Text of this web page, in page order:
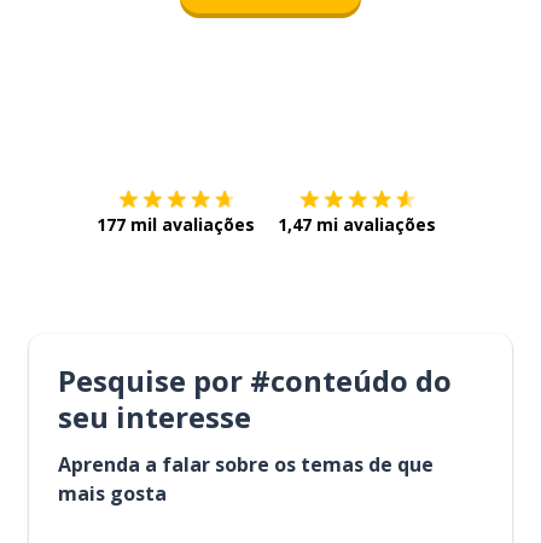
177 mil avaliações 1,47 mi avaliações
Pesquise por #conteúdo do
seu interesse
Aprenda a falar sobre os temas de que
mais gosta